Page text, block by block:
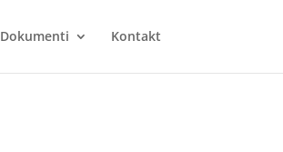
Dokumenti Kontakt